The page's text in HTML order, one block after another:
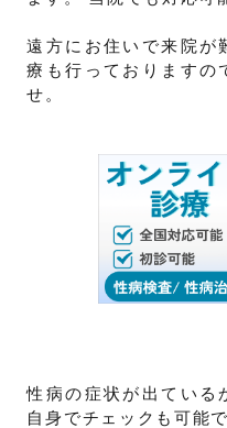
遠方にお住いで来院が
療も行っておりますの
せ。
性病の症状が出ている
自身でチェックも可能で